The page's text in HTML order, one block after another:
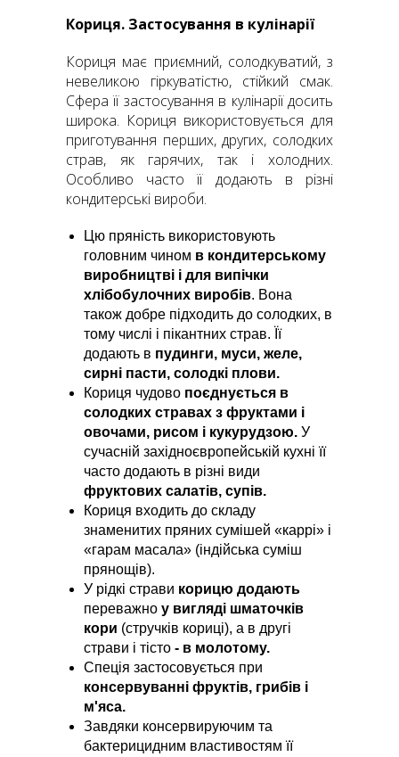
Кориця. Застосування в кулінарії
Кориця має приємний, солодкуватий, з
невеликою гіркуватістю, стійкий смак.
Сфера її застосування в кулінарії досить
широка. Кориця використовується для
приготування перших, других, солодких
страв, як гарячих, так і холодних.
Особливо часто її додають в різні
кондитерські вироби.
Цю пряність використовують
головним чином в кондитерському
виробництві і для випічки
хлібобулочних виробів. Вона
також добре підходить до солодких, в
тому числі і пікантних страв. Її
додають в пудинги, муси, желе,
сирні пасти, солодкі плови.
Кориця чудово поєднується в
солодких стравах з фруктами і
овочами, рисом і кукурудзою. У
сучасній західноєвропейській кухні її
часто додають в різні види
фруктових салатів, супів.
Кориця входить до складу
знаменитих пряних сумішей «каррі» і
«гарам масала» (індійська суміш
прянощів).
У рідкі страви корицю додають
переважно у вигляді шматочків
кори (стручків кориці), а в другі
страви і тісто - в молотому.
Спеція застосовується при
консервуванні фруктів, грибів і
м'яса.
Завдяки консервируючим та
бактерицидним властивостям її